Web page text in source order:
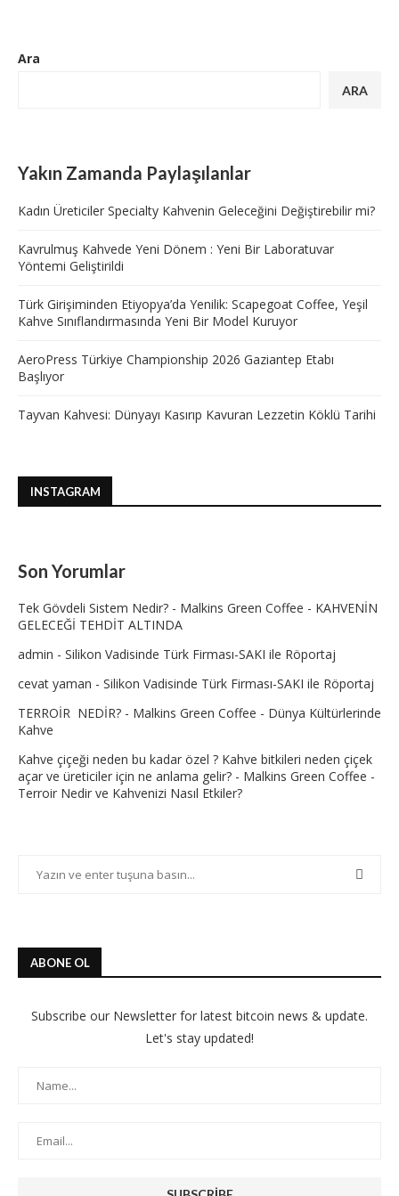
Ara
ARA
Yakın Zamanda Paylaşılanlar
Kadın Üreticiler Specialty Kahvenin Geleceğini Değiştirebilir mi?
Kavrulmuş Kahvede Yeni Dönem : Yeni Bir Laboratuvar
Yöntemi Geliştirildi
Türk Girişiminden Etiyopya’da Yenilik: Scapegoat Coffee, Yeşil
Kahve Sınıflandırmasında Yeni Bir Model Kuruyor
AeroPress Türkiye Championship 2026 Gaziantep Etabı
Başlıyor
Tayvan Kahvesi: Dünyayı Kasırıp Kavuran Lezzetin Köklü Tarihi
INSTAGRAM
Son Yorumlar
Tek Gövdeli Sistem Nedir? - Malkins Green Coffee - KAHVENİN
GELECEĞİ TEHDİT ALTINDA
admin - Silikon Vadisinde Türk Firması-SAKI ile Röportaj
cevat yaman - Silikon Vadisinde Türk Firması-SAKI ile Röportaj
TERROİR NEDİR? - Malkins Green Coffee - Dünya Kültürlerinde
Kahve
Kahve çiçeği neden bu kadar özel ? Kahve bitkileri neden çiçek
açar ve üreticiler için ne anlama gelir? - Malkins Green Coffee -
Terroir Nedir ve Kahvenizi Nasıl Etkiler?
ABONE OL
Subscribe our Newsletter for latest bitcoin news & update.
Let's stay updated!